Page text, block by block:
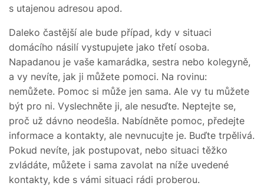
s utajenou adresou apod.
Daleko častější ale bude případ, kdy v situaci
domácího násilí vystupujete jako třetí osoba.
Napadanou je vaše kamarádka, sestra nebo kolegyně,
a vy nevíte, jak ji můžete pomoci. Na rovinu:
nemůžete. Pomoc si může jen sama. Ale vy tu můžete
být pro ni. Vyslechněte ji, ale nesuďte. Neptejte se,
proč už dávno neodešla. Nabídněte pomoc, předejte
informace a kontakty, ale nevnucujte je. Buďte trpělivá.
Pokud nevíte, jak postupovat, nebo situaci těžko
zvládáte, můžete i sama zavolat na níže uvedené
kontakty, kde s vámi situaci rádi proberou.